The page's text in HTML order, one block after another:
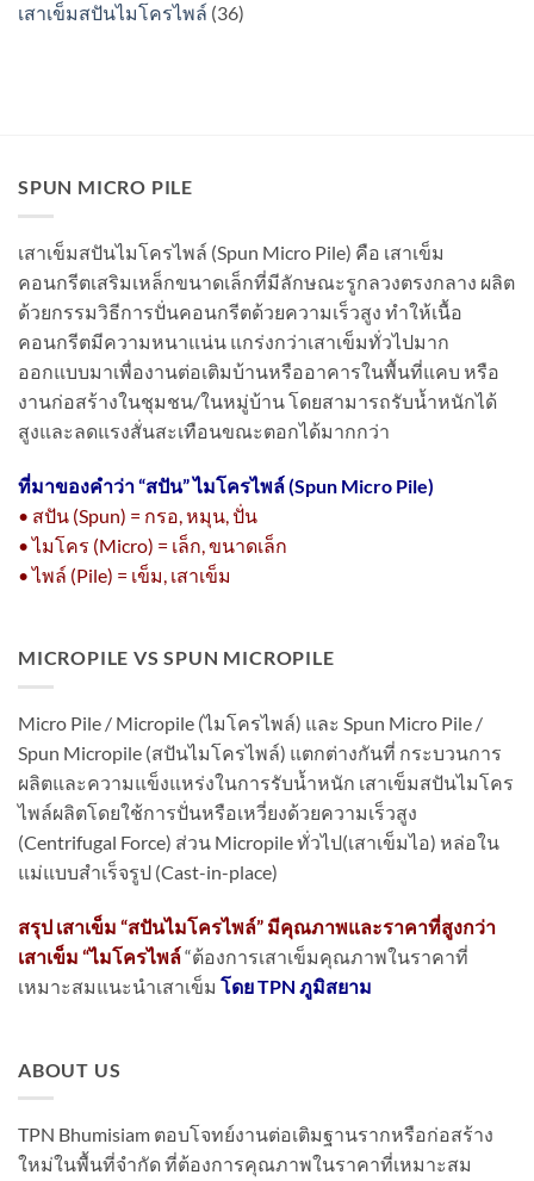
เสาเข็มสปันไมโครไพล์ (36)
SPUN MICRO PILE
เสาเข็มสปันไมโครไพล์ (Spun Micro Pile) คือ เสาเข็ม
คอนกรีตเสริมเหล็กขนาดเล็กที่มีลักษณะรูกลวงตรงกลาง ผลิต
ด้วยกรรมวิธีการปั่นคอนกรีตด้วยความเร็วสูง ทำให้เนื้อ
คอนกรีตมีความหนาแน่น แกร่งกว่าเสาเข็มทั่วไปมาก
ออกแบบมาเพื่องานต่อเติมบ้านหรืออาคารในพื้นที่แคบ หรือ
งานก่อสร้างในชุมชน/ในหมู่บ้าน โดยสามารถรับน้ำหนักได้
สูงและลดแรงสั่นสะเทือนขณะตอกได้มากกว่า
ที่มาของคำว่า “สปัน” ไมโครไพล์ (Spun Micro Pile)
• สปัน (Spun) = กรอ, หมุน, ปั่น
• ไมโคร (Micro) = เล็ก, ขนาดเล็ก
• ไพล์ (Pile) = เข็ม, เสาเข็ม
MICROPILE VS SPUN MICROPILE
Micro Pile / Micropile (ไมโครไพล์) และ Spun Micro Pile /
Spun Micropile (สปันไมโครไพล์) แตกต่างกันที่ กระบวนการ
ผลิตและความแข็งแหร่งในการรับน้ำหนัก เสาเข็มสปันไมโคร
ไพล์ผลิตโดยใช้การปั่นหรือเหวี่ยงด้วยความเร็วสูง
(Centrifugal Force) ส่วน Micropile ทั่วไป(เสาเข็มไอ) หล่อใน
แม่แบบสำเร็จรูป (Cast-in-place)
สรุป เสาเข็ม “สปันไมโครไพล์” มีคุณภาพและราคาที่สูงกว่า
เสาเข็ม “ไมโครไพล์“ต้องการเสาเข็มคุณภาพในราคาที่
เหมาะสมแนะนำเสาเข็ม โดย TPN ภูมิสยาม
ABOUT US
TPN Bhumisiam ตอบโจทย์งานต่อเติมฐานรากหรือก่อสร้าง
ใหม่ในพื้นที่จำกัด ที่ต้องการคุณภาพในราคาที่เหมาะสม